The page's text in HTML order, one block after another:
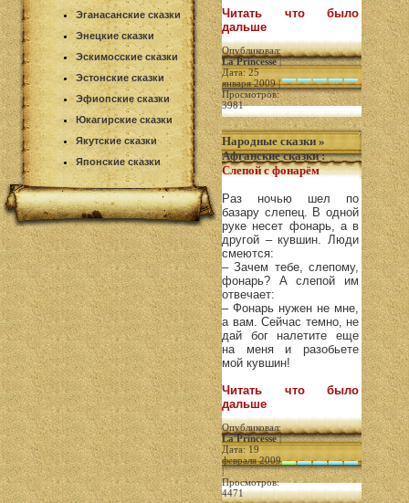
Эганасанские сказки
Энецкие сказки
Эскимосские сказки
Эстонские сказки
Эфиопские сказки
Юкагирские сказки
Якутские сказки
Японские сказки
Читать что было
дальше
Опубликовал:
La Princesse|
Дата: 25
января 2009 |
Просмотров:
3981
Народные сказки »
Афганские сказки:
Слепой с фонарём
Раз ночью шел по
базару слепец. В одной
руке несет фонарь, а в
другой – кувшин. Люди
смеются:
– Зачем тебе, слепому,
фонарь? А слепой им
отвечает:
– Фонарь нужен не мне,
а вам. Сейчас темно, не
дай бог налетите еще
на меня и разобьете
мой кувшин!
Читать что было
дальше
Опубликовал:
La Princesse|
Дата: 19
февраля 2009
|
Просмотров:
4471